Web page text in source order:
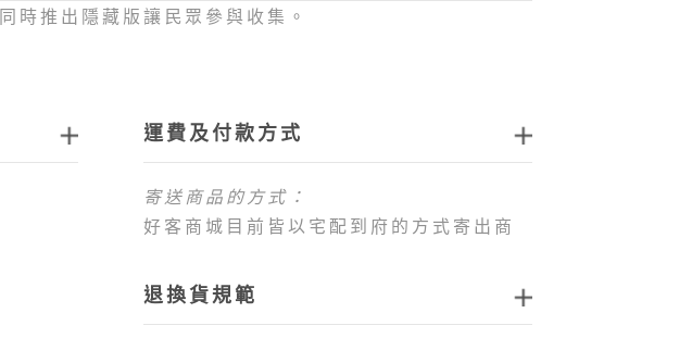
時推出隱藏版讓民眾參與收集。
運費及付款方式
寄送商品的方式：
好客商城目前皆以宅配到府的方式寄出商
商品配送運費：
1.全站消費滿新臺幣
退換貨規範